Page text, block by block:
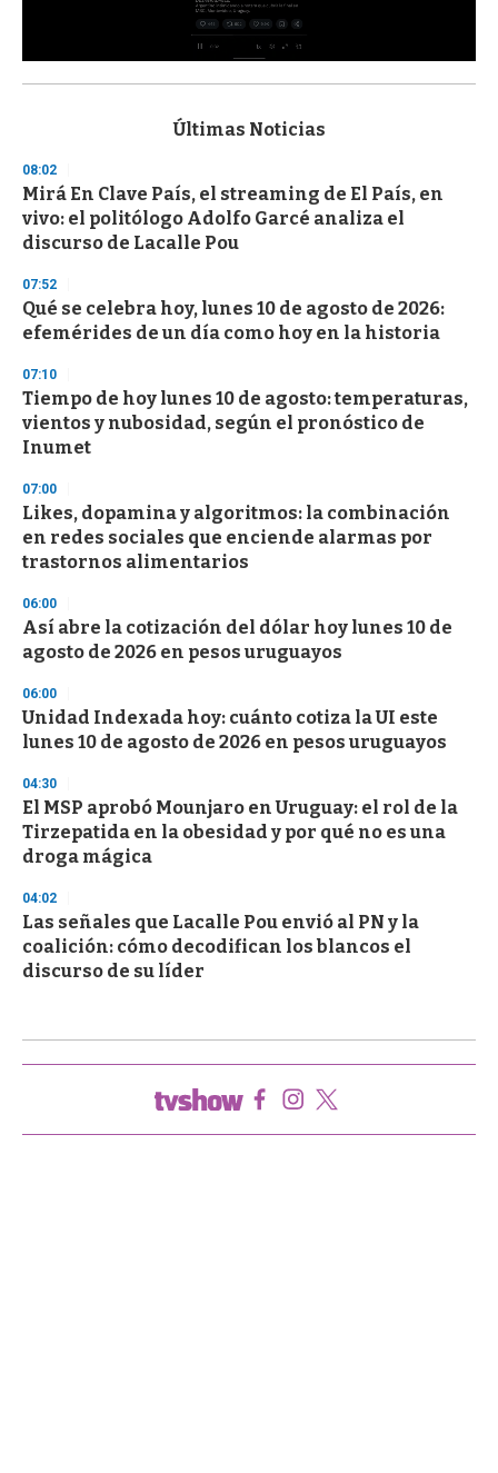
s
d
s
o
f
3
s
e
c
o
d
s
Últimas Noticias
08:02
Mirá En Clave País, el streaming de El País, en
vivo: el politólogo Adolfo Garcé analiza el
discurso de Lacalle Pou
07:52
Qué se celebra hoy, lunes 10 de agosto de 2026:
efemérides de un día como hoy en la historia
07:10
Tiempo de hoy lunes 10 de agosto: temperaturas,
vientos y nubosidad, según el pronóstico de
Inumet
07:00
Likes, dopamina y algoritmos: la combinación
en redes sociales que enciende alarmas por
trastornos alimentarios
06:00
Así abre la cotización del dólar hoy lunes 10 de
agosto de 2026 en pesos uruguayos
06:00
Unidad Indexada hoy: cuánto cotiza la UI este
lunes 10 de agosto de 2026 en pesos uruguayos
04:30
El MSP aprobó Mounjaro en Uruguay: el rol de la
Tirzepatida en la obesidad y por qué no es una
droga mágica
04:02
Las señales que Lacalle Pou envió al PN y la
coalición: cómo decodifican los blancos el
discurso de su líder